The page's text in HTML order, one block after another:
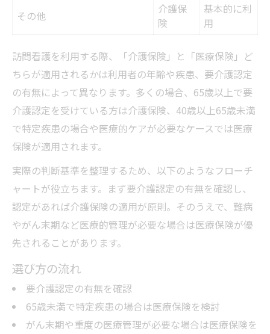
その他
介護保
険
基本的に利
用
訪問看護を利用する際、「介護保険」と「医療保険」ど
ちらが適用されるかは利用者の年齢や疾患、要介護認定
の有無によって異なります。多くの場合、65歳以上で要
介護認定を受けている方は介護保険、40歳以上65歳未満
で特定疾患の場合や医療的ケアが必要なケースでは医療
保険が適用されます。
実際の判断基準を整理するため、以下のようなフローチ
ャートが役立ちます。まず要介護認定の有無を確認し、
認定があれば介護保険の適用が原則。そのうえで、難病
やがん末期など医療的管理が必要な場合は医療保険が優
先されることがあります。
選び方の流れ
要介護認定の有無を確認
65歳未満で特定疾患の場合は医療保険を検討
がん末期や重度の医療管理が必要な場合は医療保険を